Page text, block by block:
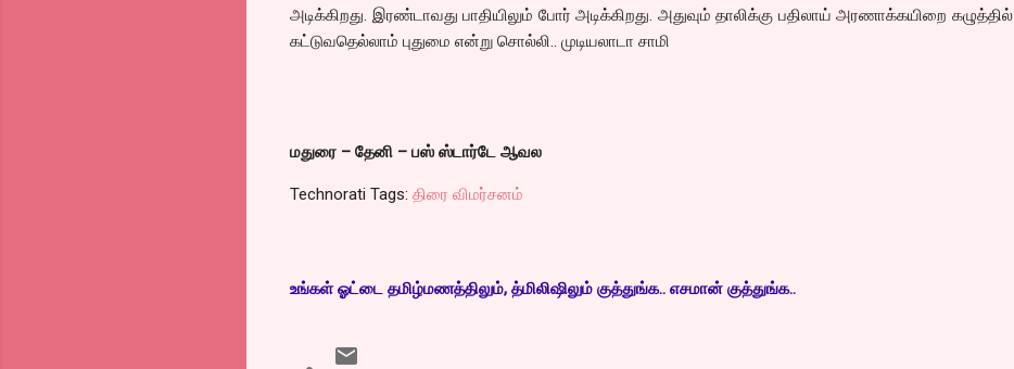
அடிக்கிறது. இரண்டாவது பாதியிலும் போர் அடிக்கிறது. அதுவும் தாலிக்கு பதிலாய் அரணாக்கயிறை கழுத்தில்
கட்டுவதெல்லாம் புதுமை என்று சொல்லி.. முடியலாடா சாமி
மதுரை – தேனி – பஸ் ஸ்டார்டே ஆவல
Technorati Tags: திரை விமர்சனம்
உங்கள் ஓட்டை தமிழ்மணத்திலும், த்மிலிஷிலும் குத்துங்க.. எசமான் குத்துங்க..